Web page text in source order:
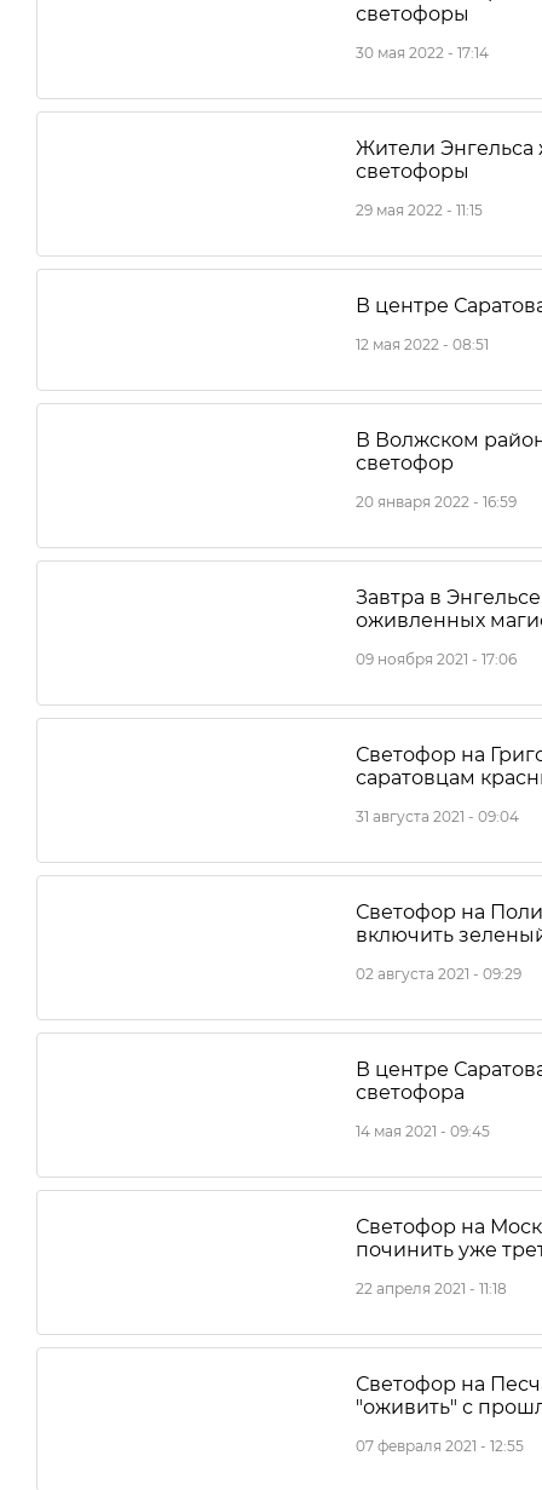
светофоры
30 мая 2022 - 17:14
Жители
светофоры
29 мая 2022 - 11:15
В центре
12 мая 2022 - 08:51
В Волжском
светофор
20 января 2022 - 16:59
Завтра в
оживленных
09 ноября 2021 - 17:06
Светофор на
саратовцам
31 августа 2021 - 09:04
Светофор на
включить
02 августа 2021 - 09:29
В центре
светофора
14 мая 2021 - 09:45
Светофор на
починить уже
22 апреля 2021 - 11:18
Светофор на
"оживить" с
07 февраля 2021 - 12:55